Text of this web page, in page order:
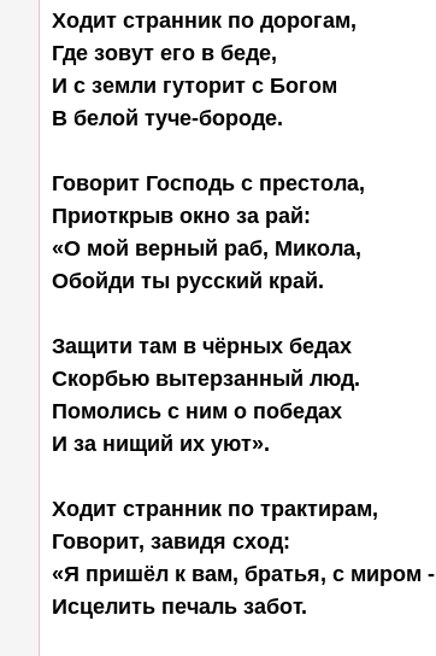
Ходит странник по дорогам,
Где зовут его в беде,
И с земли гуторит с Богом
В белой туче-бороде.
Говорит Господь с престола,
Приоткрыв окно за рай:
«О мой верный раб, Микола,
Обойди ты русский край.
Защити там в чёрных бедах
Скорбью вытерзанный люд.
Помолись с ним о победах
И за нищий их уют».
Ходит странник по трактирам,
Говорит, завидя сход:
«Я пришёл к вам, братья, с миром -
Исцелить печаль забот.